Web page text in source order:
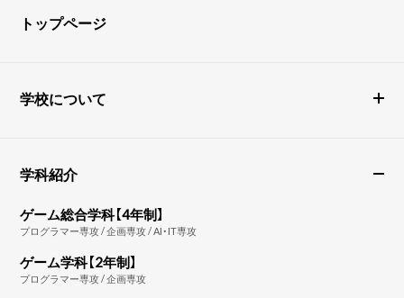
トップページ
学校について
学科紹介
ゲーム総合学科【4年制】
プログラマー専攻 / 企画専攻 / AI・IT専攻
ゲーム学科【2年制】
プログラマー専攻 / 企画専攻